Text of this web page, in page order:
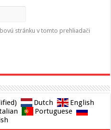
stránku v tomto prehliadači
Dutch
English
Portuguese